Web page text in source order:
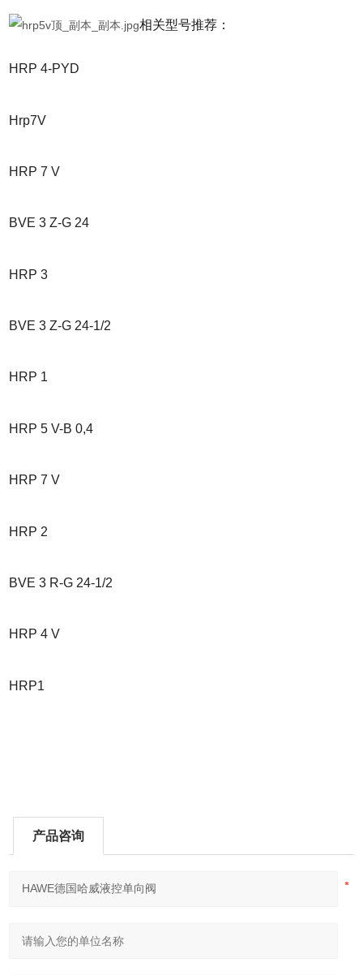
相关型号推荐：
HRP 4-PYD
Hrp7V
HRP 7 V
BVE 3 Z-G 24
HRP 3
BVE 3 Z-G 24-1/2
HRP 1
HRP 5 V-B 0,4
HRP 7 V
HRP 2
BVE 3 R-G 24-1/2
HRP 4 V
HRP1
产品咨询